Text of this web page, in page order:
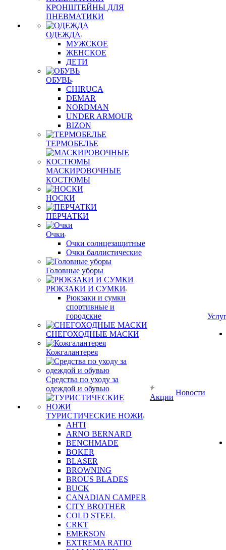
КРОНШТЕЙНЫ ДЛЯ
ПНЕВМАТИКИ
ОДЕЖДА
МУЖСКОЕ
ЖЕНСКОЕ
ДЕТИ
ОБУВЬ
CHIRUCA
DEMAR
NORDMAN
UNDER ARMOUR
BIZON
ТЕРМОБЕЛЬЕ
МАСКИРОВОЧНЫЕ
КОСТЮМЫ
НОСКИ
ПЕРЧАТКИ
Очки
Очки солнцезащитные
Очки баллистические
Головные уборы
РЮКЗАКИ И СУМКИ
Рюкзаки и сумки
спортивные и
городские
СНЕГОХОДНЫЕ МАСКИ
Кожгалантерея
Средства по уходу за
одеждой и обувью
ТУРИСТИЧЕСКИЕ НОЖИ
AHTI
ARNO BERNARD
BENCHMADE
BOKER
BLASER
BROWNING
BROUS BLADES
BUCK
CANADIAN CAMPER
CITY BROTHER
COLD STEEL
CRKT
EMERSON
EXTREMA RATIO
Акции
Новости